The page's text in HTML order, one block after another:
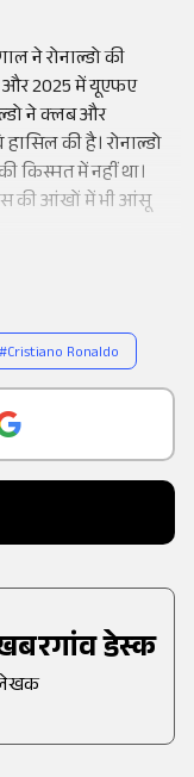
डेस्क
ने रोनाल्डो की
और 2025 में यूएफए
ने क्लब और
की है। रोनाल्डो
किस्मत में नहीं था।
की आंखों में भी आंसू
#Cristiano Ronaldo